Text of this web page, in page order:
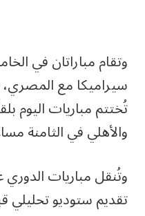
وتقام مباراتان في
سيراميكا مع المصري،
تُختتم مباريات اليوم
والأهلي في الثامنة
وتُنقل مباريات
تقديم ستوديو تحليلي